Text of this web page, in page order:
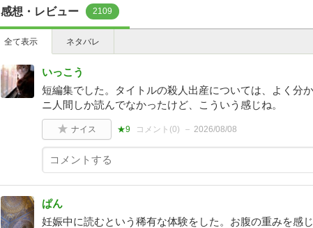
感想・レビュー 2109
全て表示 ネタバレ
いっこう
短編集でした。タイトルの殺人出産については、よく分
ニ人間しか読んでなかったけど、こういう感じね。
ナイス ★9 コメント(0) 2026/08/08
ぱん
妊娠中に読むという稀有な体験をした。お腹の重みを感